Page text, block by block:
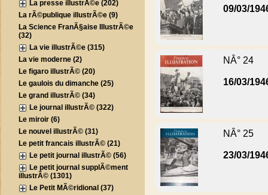
La presse illustrÃ©e (202)
La rÃ©publique illustrÃ©e (9)
La Science FranÃ§aise IllustrÃ©e
(32)
La vie illustrÃ©e (315)
La vie moderne (2)
Le figaro illustrÃ© (20)
Le gaulois du dimanche (25)
Le grand illustrÃ© (34)
Le journal illustrÃ© (322)
Le miroir (6)
Le nouvel illustrÃ© (31)
Le petit francais illustrÃ© (21)
Le petit journal illustrÃ© (56)
Le petit journal supplÃ©ment
illustrÃ© (1301)
Le Petit MÃ©ridional (37)
09/03/
NÂ° 24
16/03/
NÂ° 25
23/03/